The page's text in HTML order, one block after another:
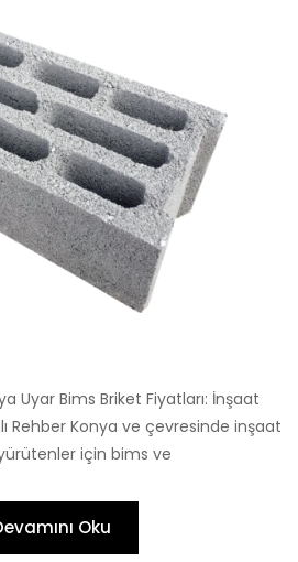
Uyar Bims Briket Fiyatları: İnşaat
Rehber Konya ve çevresinde inşaat
için bims ve
Oku